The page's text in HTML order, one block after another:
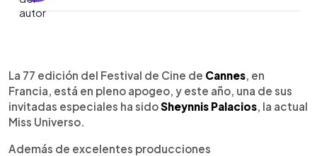
► Escuchar artículo
La 77 edición del Festival de Cine de Cannes , en
Francia, está en pleno apogeo, y este año, una de sus
invitadas especiales ha sidoSheynnis Palacios , la actual
Miss Universo.
Además de excelentes producciones